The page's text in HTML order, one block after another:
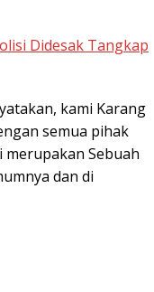
Didesak Tangkap
kami Karang
semua pihak
merupakan Sebuah
dan di